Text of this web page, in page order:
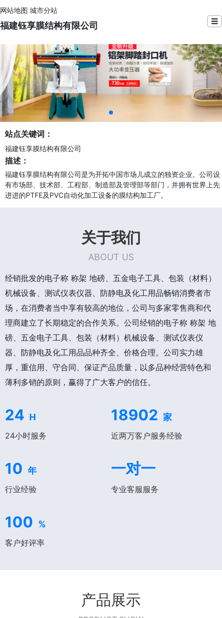
网站地图 城市分站
福建钰享膜结构有限公司 ☰
站点关键词：
福建钰享膜结构有限公司
描述：
福建钰享膜结构有限公司是为开拓中国市场儿成立的独资企业。公司设
有市场部、技术部、工程部、制造部及管理部等部门，并拥有世界上先
进进的PTFE及PVC自动化加工设备的膜结构加工厂。
关于我们
ABOUT US
经销批发的电子称 称架 地磅、五金电子工具、包装（材料）
机械设备、测试仪表仪器、防静电及化工用品畅销消费者市
场，在消费者当中享有较高的地位，公司与多家零售商和代
理商建立了长期稳定的合作关系。公司经销的电子称 称架 地
磅、五金电子工具、包装（材料）机械设备、测试仪表仪
器、防静电及化工用品品种齐全、价格合理。公司实力雄
厚，重信用、守合同、保证产品质量，以多品种经营特色和
薄利多销的原则，赢得了广大客户的信任。
24 H
24小时服务
18902 家
近两万客户服务经验
10 年
行业经验
一对一
专业客服服务
100 %
客户好评率
产品展示